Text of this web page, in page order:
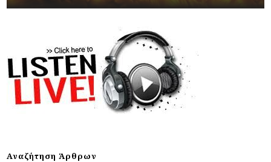
Αναζήτηση Άρθρων